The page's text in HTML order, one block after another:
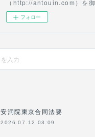
（http://antouin.com）を御
フォロー
安洞院東京合同法要
2026.07.12 03:09